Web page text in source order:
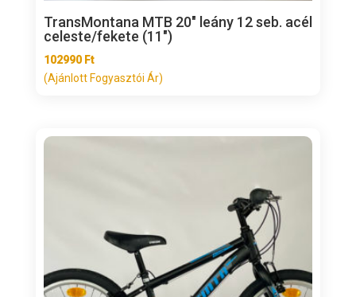
TransMontana MTB 20″ leány 12 seb. acél
celeste/fekete (11″)
102990 Ft
(Ajánlott Fogyasztói Ár)